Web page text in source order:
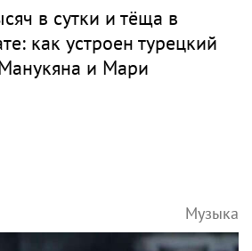
в сутки и тёща в
как устроен турецкий
и Мари
Музыка